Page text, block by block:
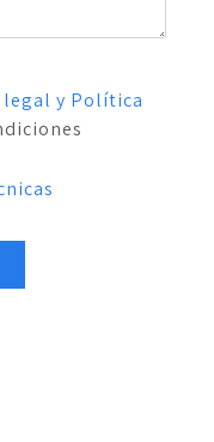
legal y Política